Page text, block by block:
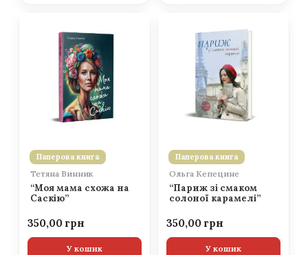
Паперова книга
Тетяна Винник
“Моя мама схожа на
Саскію”
350,00
У кошик
Паперова книга
Ольга Кепецине
“Париж зі смаком
солоної карамелі”
350,00
У кошик